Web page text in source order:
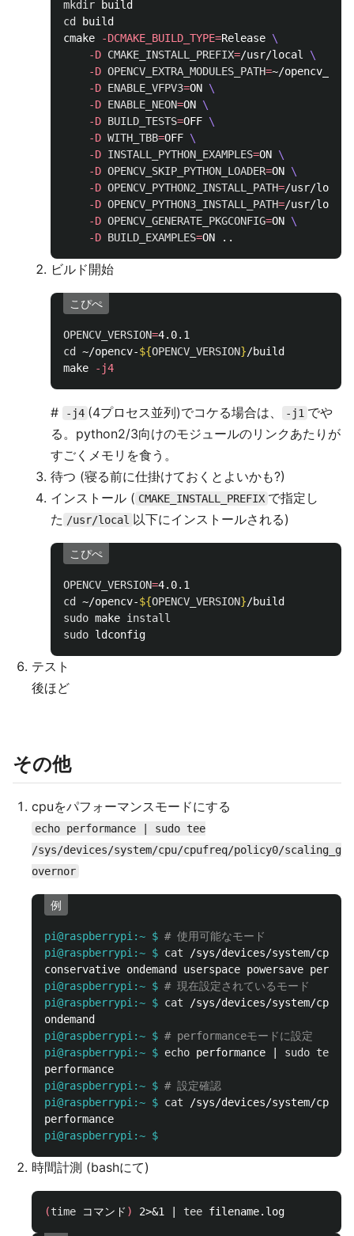
mkdir
cd
build
cmake
-DCMAKE_BUILD_TYPE=Release \
-D CMAKE_INSTALL_PREFIX=/usr/local \
-D OPENCV_EXTRA_MODULES_PATH=~/
-D ENABLE_VFPV3=ON \
-D ENABLE_NEON=ON \
-D BUILD_TESTS=OFF \
-D WITH_TBB=OFF \
-D INSTALL_PYTHON_EXAMPLES=ON \
-D OPENCV_SKIP_PYTHON_LOADER=ON \
-D OPENCV_PYTHON2_INSTALL_PATH=/usr/local/
-D OPENCV_PYTHON3_INSTALL_PATH=/usr/local/
-D OPENCV_GENERATE_PKGCONFIG=ON \
-D BUILD_EXAMPLES=
ビルド開始
こぴぺ
OPENCV_VERSION=
cd
~/opencv-${OPENCV_VERSION}/build
make
-j4
# -j4 (4プロセス並列)でコケる場合は、 -j1 でや
る。python2/3向けのモジュールのリンクあたりが
すごくメモリを食う。
待つ (寝る前に仕掛けておくとよいかも?)
インストール ( CMAKE_INSTALL_PREFIX で指定し
た /usr/local 以下にインストールされる)
こぴぺ
OPENCV_VERSION=
cd
~/opencv-${OPENCV_VERSION}
sudo make install
sudo
テスト
後ほど
その他
cpuをパフォーマンスモードにする
echo performance | sudo tee
/sys/devices/system/cpu/cpufreq/policy0/scaling_g
overnor
例
pi@raspberrypi:~ $ # 使用可能なモード
pi@raspberrypi:~ $ cat
pi@raspberrypi:~ $ # 現在設定されているモード
pi@raspberrypi:~ $ cat
pi@raspberrypi:~ $ # performanceモードに設定
pi@raspberrypi:~ $ echo performance | sudo tee
pi@raspberrypi:~ $ # 設定確認
pi@raspberrypi:~ $ cat
pi@raspberrypi:~ $
時間計測 (bashにて)
(time コマンド ) 2>&1 | tee